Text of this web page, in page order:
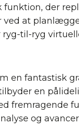
funktion, der
ved at
til-ryg
en fantastisk
en
fremragende
og